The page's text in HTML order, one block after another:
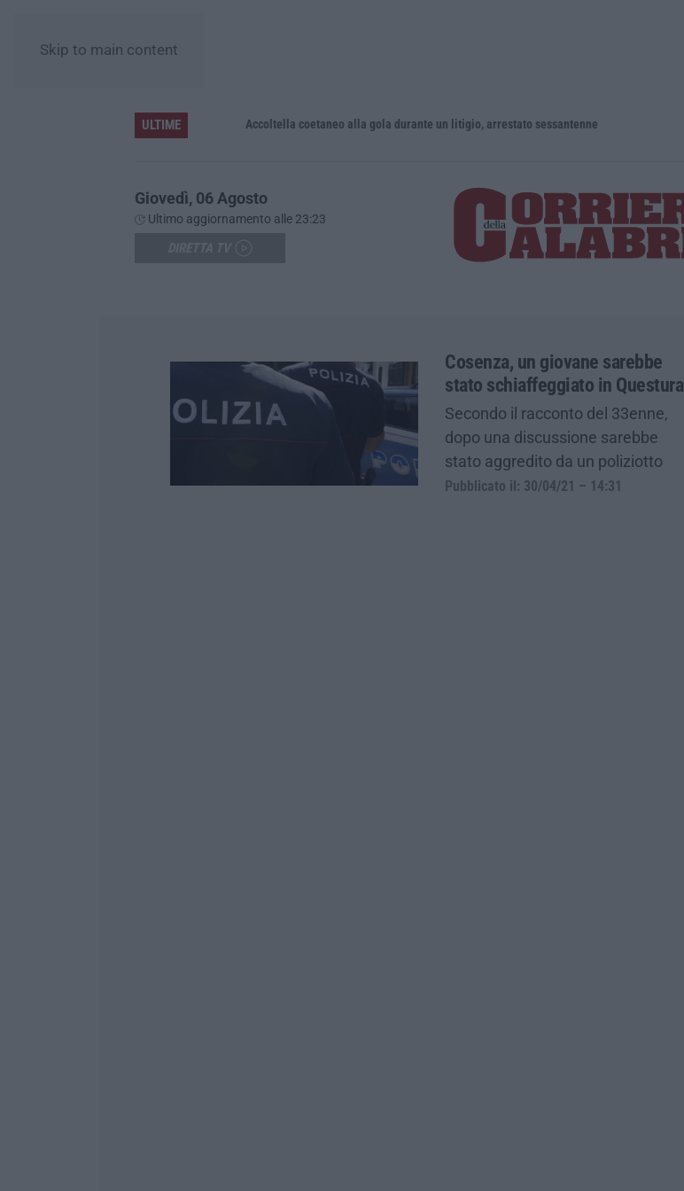
Skip to main content
ULTIME Accoltella coetaneo alla gola durante un litigio, arrestato sessantenne
Giovedì, 06 Agosto
Ultimo aggiornamento alle 23:23
Cosenza, un giovane sarebbe
stato schiaffeggiato in Questura
Secondo il racconto del 33enne,
dopo una discussione sarebbe
stato aggredito da un poliziotto
Pubblicato il: 30/04/21 – 14:31